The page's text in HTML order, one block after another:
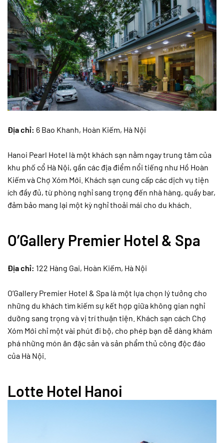
Địa chỉ: 6 Bao Khanh, Hoàn Kiếm, Hà Nội
Hanoi Pearl Hotel là một khách sạn nằm ngay trung tâm của
khu phố cổ Hà Nội, gần các địa điểm nổi tiếng như Hồ Hoàn
Kiếm và Chợ Xóm Mới. Khách sạn cung cấp các dịch vụ tiện
ích đầy đủ, từ phòng nghỉ sang trọng đến nhà hàng, quầy bar,
đảm bảo mang lại một kỳ nghỉ thoải mái cho du khách.
O’Gallery Premier Hotel & Spa
Địa chỉ: 122 Hàng Gai, Hoàn Kiếm, Hà Nội
O’Gallery Premier Hotel & Spa là một lựa chọn lý tưởng cho
những du khách tìm kiếm sự kết hợp giữa không gian nghỉ
dưỡng sang trọng và vị trí thuận tiện. Khách sạn cách Chợ
Xóm Mới chỉ một vài phút đi bộ, cho phép bạn dễ dàng khám
phá những món ăn đặc sản và sản phẩm thủ công độc đáo
của Hà Nội.
Lotte Hotel Hanoi